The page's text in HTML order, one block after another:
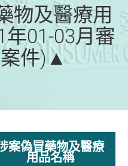
物及醫療用
01-03月審
件)▲
案偽冒藥物及醫療
用品名稱